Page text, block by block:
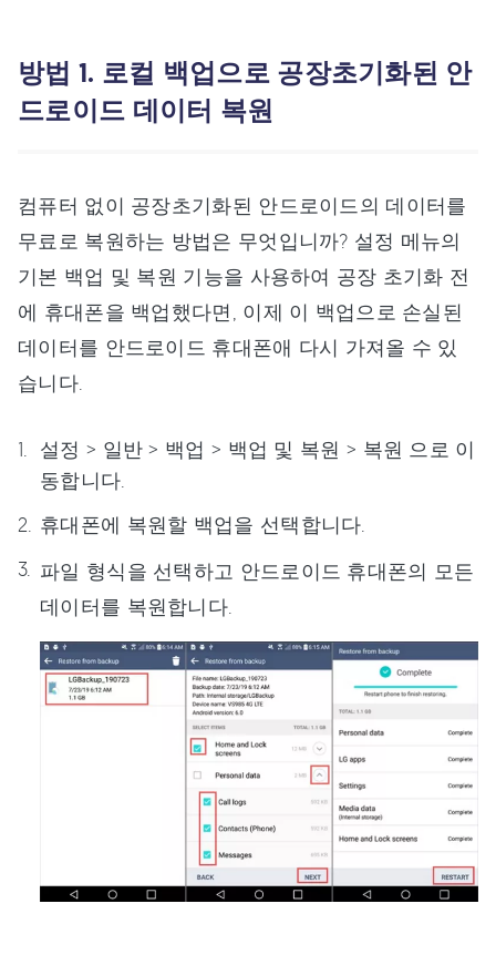
방법 1. 로컬 백업으로 공장초기화된 안
드로이드 데이터 복원
컴퓨터 없이 공장초기화된 안드로이드의 데이터를
무료로 복원하는 방법은 무엇입니까? 설정 메뉴의
기본 백업 및 복원 기능을 사용하여 공장 초기화 전
에 휴대폰을 백업했다면, 이제 이 백업으로 손실된
데이터를 안드로이드 휴대폰애 다시 가져올 수 있
습니다.
설정 > 일반 > 백업 > 백업 및 복원 > 복원 으로 이
동합니다.
휴대폰에 복원할 백업을 선택합니다.
파일 형식을 선택하고 안드로이드 휴대폰의 모든
데이터를 복원합니다.